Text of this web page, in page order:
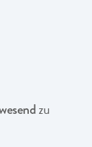
zu